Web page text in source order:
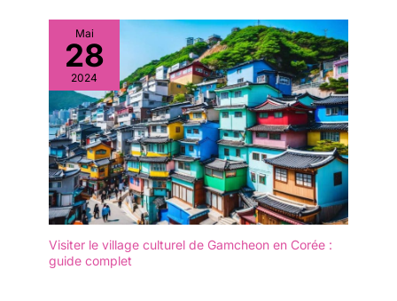
Mai
28
2024
Visiter le village culturel de Gamcheon en Corée :
guide complet